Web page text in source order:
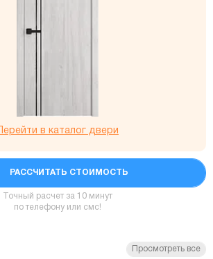
Перейти в каталог двери
РАССЧИТАТЬ СТОИМОСТЬ
Точный расчет за 10 минут
по телефону или смс!
Просмотреть все